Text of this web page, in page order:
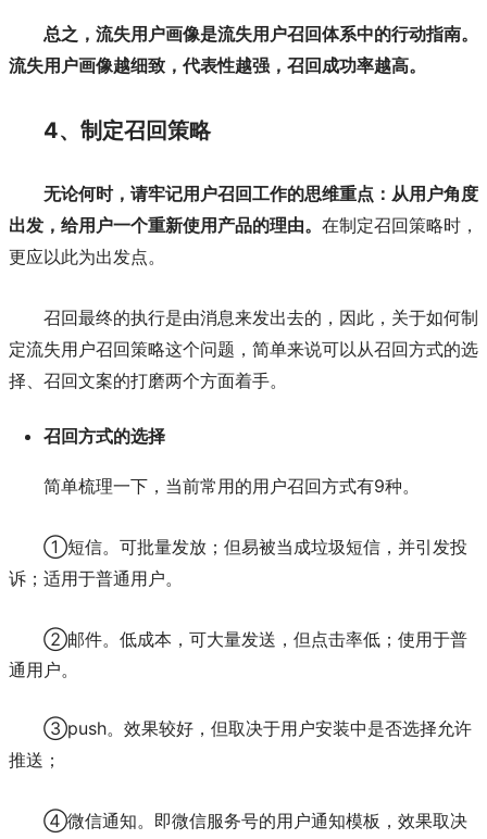
总之，流失用户画像是流失用户召回体系中的行动指南。
流失用户画像越细致，代表性越强，召回成功率越高。
4、制定召回策略
无论何时，请牢记用户召回工作的思维重点：从用户角度
出发，给用户一个重新使用产品的理由。 在制定召回策略时，
更应以此为出发点。
召回最终的执行是由消息来发出去的，因此，关于如何制
定流失用户召回策略这个问题，简单来说可以从召回方式的选
择、召回文案的打磨两个方面着手。
召回方式的选择
简单梳理一下，当前常用的用户召回方式有9种。
①短信。可批量发放； 但易被当成垃圾短信，并引发投
诉；适用于普通用户。
②邮件。低成本，可大量发送，但点击率低；使用于普
通用户。
③push。 效果较好，但取决于用户安装中是否选择允许
推送；
④微信通知。即微信服务号的用户通知模板，效果取决